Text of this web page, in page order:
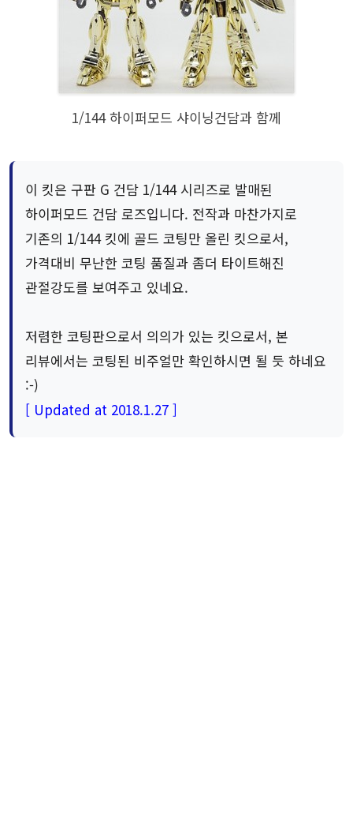
1/144 하이퍼모드 샤이닝건담과 함께
이 킷은 구판 G 건담 1/144 시리즈로 발매된
하이퍼모드 건담 로즈입니다. 전작과 마찬가지로
기존의 1/144 킷에 골드 코팅만 올린 킷으로서,
가격대비 무난한 코팅 품질과 좀더 타이트해진
관절강도를 보여주고 있네요.
저렴한 코팅판으로서 의의가 있는 킷으로서, 본
리뷰에서는 코팅된 비주얼만 확인하시면 될 듯 하네요
:-)
[ Updated at 2018.1.27 ]